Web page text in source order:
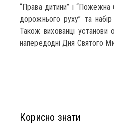
“Права дитини” і “Пожежна
дорожнього руху” та
Також вихованці установи
напередодні Дня Святого
Корисно знати